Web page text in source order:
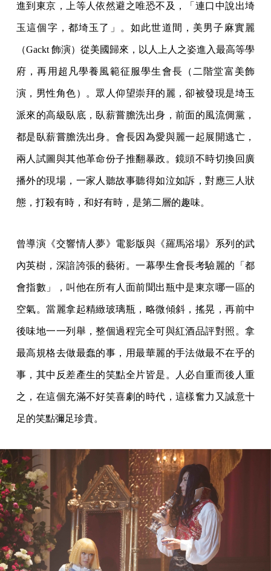
進到東京，上等人依然避之唯恐不及，「連口中說出埼
玉這個字，都埼玉了」。如此世道間，美男子麻實麗
（Gackt 飾演）從美國歸來，以人上人之姿進入最高等學
府，再用超凡學養風範征服學生會長（二階堂富美飾
演，男性角色）。眾人仰望崇拜的麗，卻被發現是埼玉
派來的高級臥底，臥薪嘗膽洗出身，前面的風流倜黨，
都是臥薪嘗膽洗出身。會長因為愛與麗一起展開逃亡，
兩人試圖與其他革命份子推翻暴政。鏡頭不時切換回廣
播外的現場，一家人聽故事聽得如泣如訴，對應三人狀
態，打殺有時，和好有時，是第二層的趣味。
曾導演《交響情人夢》電影版與《羅馬浴場》系列的武
內英樹，深諳誇張的藝術。一幕學生會長考驗麗的「都
會指數」，叫他在所有人面前聞出瓶中是東京哪一區的
空氣。當麗拿起精緻玻璃瓶，略微傾斜，搖晃，再前中
後味地一一列舉，整個過程完全可與紅酒品評對照。拿
最高規格去做最蠢的事，用最華麗的手法做最不在乎的
事，其中反差產生的笑點全片皆是。人必自重而後人重
之，在這個充滿不好笑喜劇的時代，這樣奮力又誠意十
足的笑點彌足珍貴。